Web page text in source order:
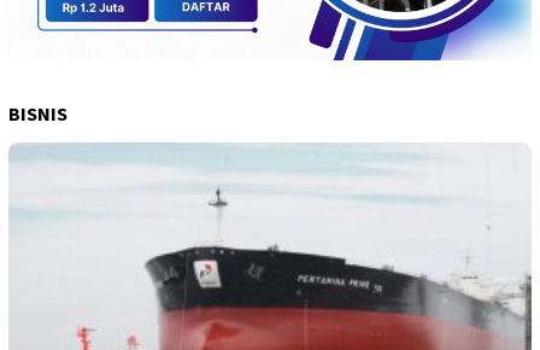
BISNIS